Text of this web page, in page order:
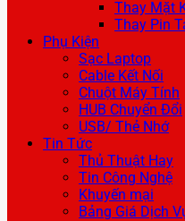
Thay Mặt
Thay Pin
Phụ Kiện
Sạc Laptop
Cable Kết Nối
Chuột Máy Tính
HUB Chuyển Đổi
USB/ Thẻ Nhớ
Tin Tức
Thủ Thuật Hay
Tin Công Nghệ
Khuyến mại
Bảng Giá Dịch